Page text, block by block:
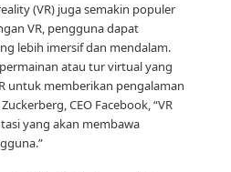
(VR) juga semakin populer
VR, pengguna dapat
lebih imersif dan mendalam.
atau tur virtual yang
untuk memberikan pengalaman
CEO Facebook, “VR
yang akan membawa